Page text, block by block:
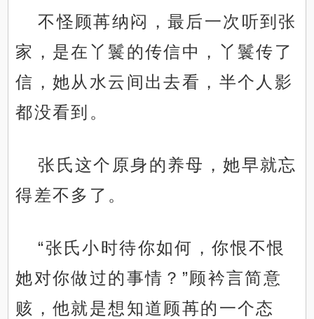
不怪顾苒纳闷，最后一次听到张
家，是在丫鬟的传信中，丫鬟传了
信，她从水云间出去看，半个人影
都没看到。
张氏这个原身的养母，她早就忘
得差不多了。
“张氏小时待你如何，你恨不恨
她对你做过的事情？”顾衿言简意
赅，他就是想知道顾苒的一个态